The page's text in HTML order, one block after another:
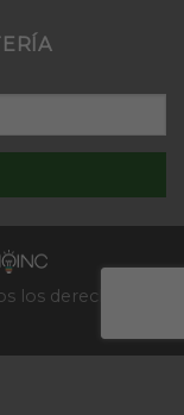
los derechos